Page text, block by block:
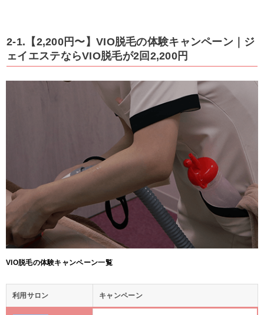
2-1.【2,200円〜】VIO脱毛の体験キャンペーン｜ジ
ェイエステならVIO脱毛が2回2,200円
VIO脱毛の体験キャンペーン一覧
利用サロン キャンペーン